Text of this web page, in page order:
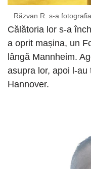
Răzvan R. s-a
Călătoria lor s-a
a oprit mașina, un
lângă Mannheim.
asupra lor, apoi l-
Hannover.